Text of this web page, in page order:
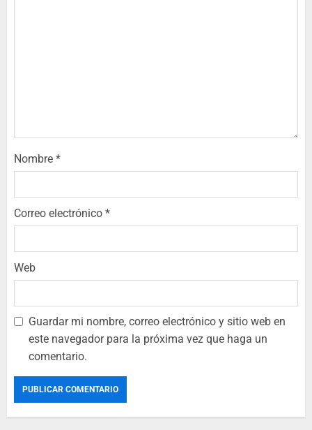
Nombre *
Correo electrónico *
Web
Guardar mi nombre, correo electrónico y sitio web en
este navegador para la próxima vez que haga un
comentario.